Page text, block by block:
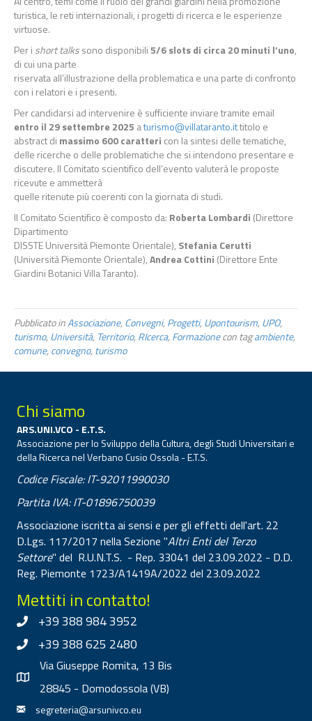
turistica, le reti internazionali, i progetti di ricerca e le esperienze
virtuose.
Per i short talkssono disponibili5/6 slots di circa 20 minuti l’uno,
di cui una parte
riservata all’illustrazione della problematica e una parte di confronto
con i relatori e i presenti.
Per candidarsi ad intervenire è sufficiente inviare tramite email
entro il 29 settembre 2025 aturismo@villataranto.ittitolo e
abstract di massimo 600caratteri con la sintesi delle tematiche,
delle ricerche o delle problematiche che si intendono presentare e
discutere. Il Comitato scientifico dell’evento valuterà le proposte
ricevute e ammetterà
quelle ritenute più coerenti con la giornata di studi.
Il Comitato Scientifico è composto da: Roberta Lombardi (Direttore
Dipartimento
DISSTE Università Piemonte Orientale), Stefania Cerutti
(Università Piemonte Orientale),Andrea Cottini (Direttore Ente
Giardini Botanici Villa Taranto).
Pubblicato inAssociazione,Convegni,Progetti,Upontourism,UPO,
turismo,Università, Territorio,RIcerca,Formazionecon tagambiente,
comune,convegno,turismo
Chi siamo
ARS.UNI.VCO - E.T.S.
Associazione per lo Sviluppo della Cultura, degli Studi Universitari e
della Ricerca nel Verbano Cusio Ossola - E.T.S.
Codice Fiscale: IT-92011990030
Partita IVA: IT-01896750039
Associazione iscritta ai sensi e per gli effetti dell'art. 22
D.Lgs. 117/2017 nella Sezione "Altri Enti del Terzo
Settore" del R.U.N.T.S. - Rep. 33041 del 23.09.2022 - D.D.
Reg. Piemonte 1723/A1419A/2022 del 23.09.2022
Mettiti in contatto!
+39 388 984 3952
+39 388 625 2480
Via Giuseppe Romita, 13 Bis
28845 - Domodossola (VB)
segreteria@arsunivco.eu